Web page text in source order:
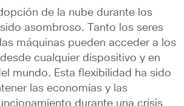
de la nube durante los
asombroso. Tanto los seres
máquinas pueden acceder a los
cualquier dispositivo y en
mundo. Esta flexibilidad ha sido
las economías y las
durante una crisis